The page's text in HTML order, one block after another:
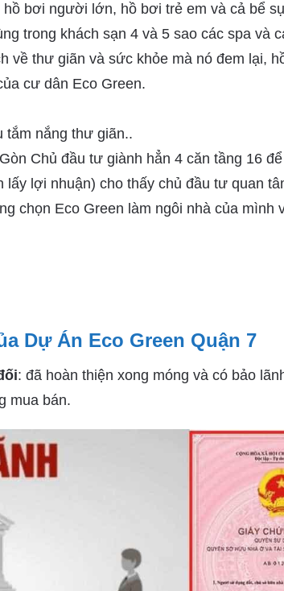
bơi người lớn, hồ bơi trẻ em và cả bể
trong khách sạn 4 và 5 sao các spa và
về thư giãn và sức khỏe mà nó đem lại,
cư dân Eco Green.
tắm nắng thư giãn..
Chủ đầu tư giành hẳn 4 căn tầng 16
lấy lợi nhuận) cho thấy chủ đầu tư quan
chọn Eco Green làm ngôi nhà của mình
Dự Án Eco Green Quận 7
: đã hoàn thiện xong móng và có bảo
mua bán.